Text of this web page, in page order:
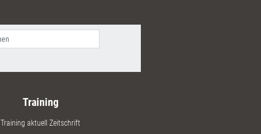
Training
Training aktuell Zeitschrift